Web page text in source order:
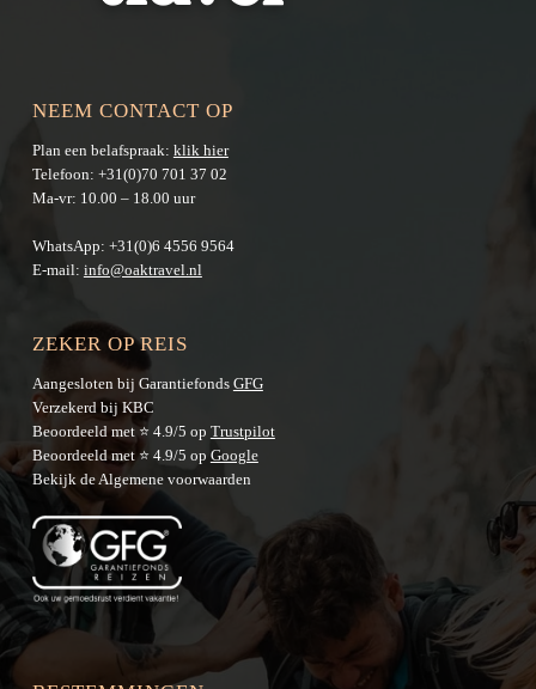
NEEM CONTACT OP
Plan een belafspraak: klik hier
Telefoon: +31(0)70 701 37 02
Ma-vr: 10.00 – 18.00 uur
WhatsApp: +31(0)6 4556 9564
E-mail: info@oaktravel.nl
ZEKER OP REIS
Aangesloten bij Garantiefonds GFG
Verzekerd bij KBC
Beoordeeld met ⭐ 4.9/5 op Trustpilot
Beoordeeld met ⭐ 4.9/5 op Google
Bekijk deAlgemene voorwaarden